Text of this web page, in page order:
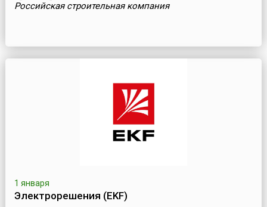
Российская строительная компания
1 января
Электрорешения (EKF)